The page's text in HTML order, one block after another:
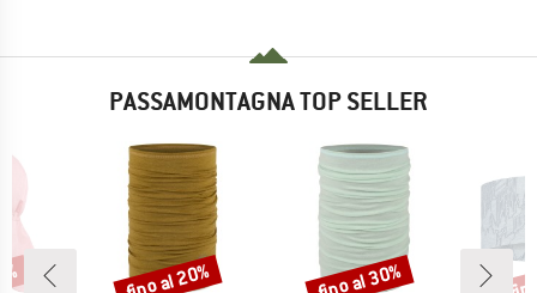
PASSAMONTAGNA TOP SELLER
Sconto
fino al 20% Sconto
fino al 30%